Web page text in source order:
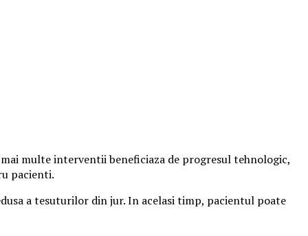
multe interventii beneficiaza de progresul tehnologic,
pacienti.
a tesuturilor din jur. In acelasi timp, pacientul poate